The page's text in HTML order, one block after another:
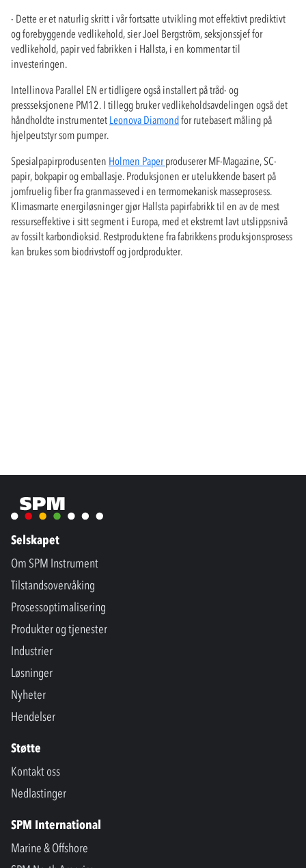
- Dette er et naturlig skritt i vår fortsatte utvikling mot effektivt prediktivt
og forebyggende vedlikehold, sier Joel Bergström, seksjonssjef for
vedlikehold, papir ved fabrikken i Hallsta, i en kommentar til
investeringen.
Intellinova Parallel EN er tidligere også installert på tråd- og
pressseksjonene PM12. I tillegg bruker vedlikeholdsavdelingen også det
håndholdte instrumentet Leonova Diamondfor rutebasert måling på
hjelpeutstyr som pumper.
Spesialpapirprodusenten Holmen Paperproduserer MF-Magazine, SC-
papir, bokpapir og emballasje. Produksjonen er utelukkende basert på
jomfruelig fiber fra granmasseved i en termomekanisk masseprosess.
Klimasmarte energiløsninger gjør Hallsta papirfabrikk til en av de mest
ressurseffektive i sitt segment i Europa, med et ekstremt lavt utslippsnivå
av fossilt karbondioksid. Restproduktene fra fabrikkens produksjonsprosess
kan brukes som biodrivstoff og jordprodukter.
Selskapet
Om SPM Instrument
Tilstandsovervåking
Prosessoptimalisering
Produkter og tjenester
Industrier
Løsninger
Nyheter
Hendelser
Støtte
Kontakt oss
Nedlastinger
SPM International
Marine & Offshore